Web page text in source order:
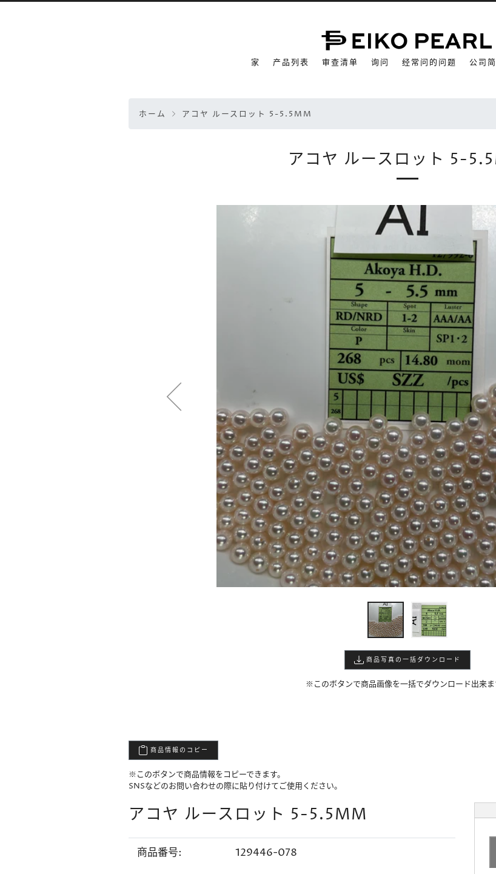
家 产品列表 审查清单 询问 经常问的问题 公司
ホーム アコヤ ルースロット 5-5.5MM
アコヤ ルースロット 5-
商品写真の一括ダウンロード
※このボタンで商品画像を一括でダウンロード出来ま
商品情報のコピー
※このボタンで商品情報をコピーできます。
SNSなどのお問い合わせの際に貼り付けてご使用ください。
アコヤ ルースロット 5-5.5MM
商品番号: 129446-078